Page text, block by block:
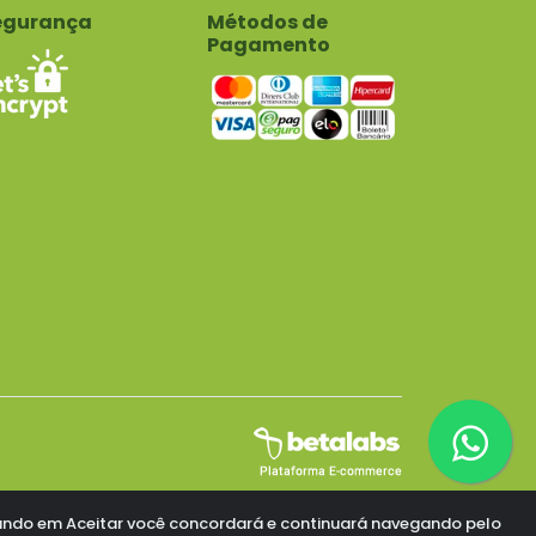
Métodos de
Pagamento
em Aceitar você concordará e continuará navegando pelo